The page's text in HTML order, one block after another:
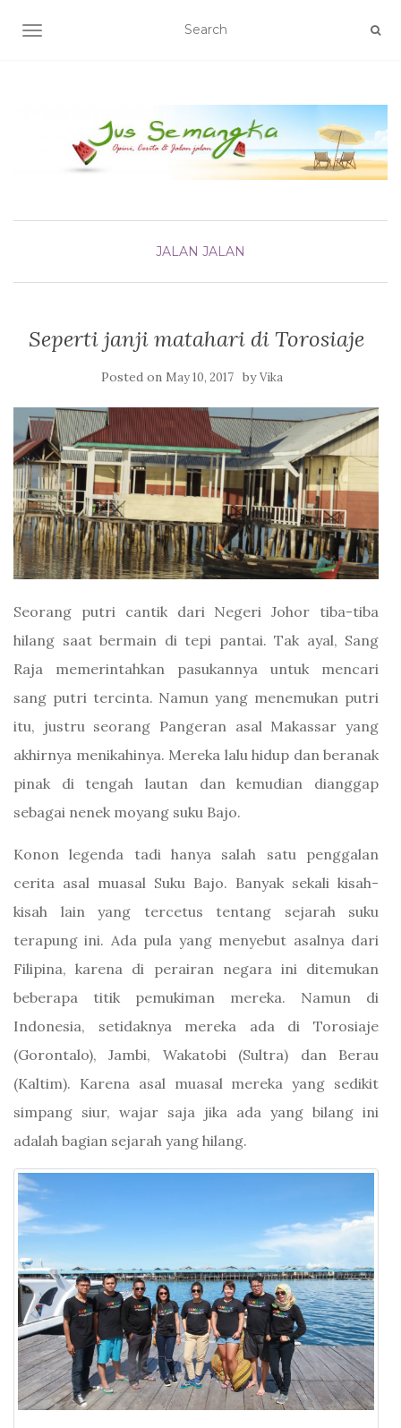
TOGGLE NAVIGATION
JALAN JALAN
Seperti janji matahari di Torosiaje
Posted on May 10, 2017 byVika
Seorang putri cantik dari Negeri Johor tiba-tiba
hilang saat bermain di tepi pantai. Tak ayal, Sang
Raja memerintahkan pasukannya untuk mencari
sang putri tercinta. Namun yang menemukan putri
itu, justru seorang Pangeran asal Makassar yang
akhirnya menikahinya. Mereka lalu hidup dan beranak
pinak di tengah lautan dan kemudian dianggap
sebagai nenek moyang suku Bajo.
Konon legenda tadi hanya salah satu penggalan
cerita asal muasal Suku Bajo. Banyak sekali kisah-
kisah lain yang tercetus tentang sejarah suku
terapung ini. Ada pula yang menyebut asalnya dari
Filipina, karena di perairan negara ini ditemukan
beberapa titik pemukiman mereka. Namun di
Indonesia, setidaknya mereka ada di Torosiaje
(Gorontalo), Jambi, Wakatobi (Sultra) dan Berau
(Kaltim). Karena asal muasal mereka yang sedikit
simpang siur, wajar saja jika ada yang bilang ini
adalah bagian sejarah yang hilang.